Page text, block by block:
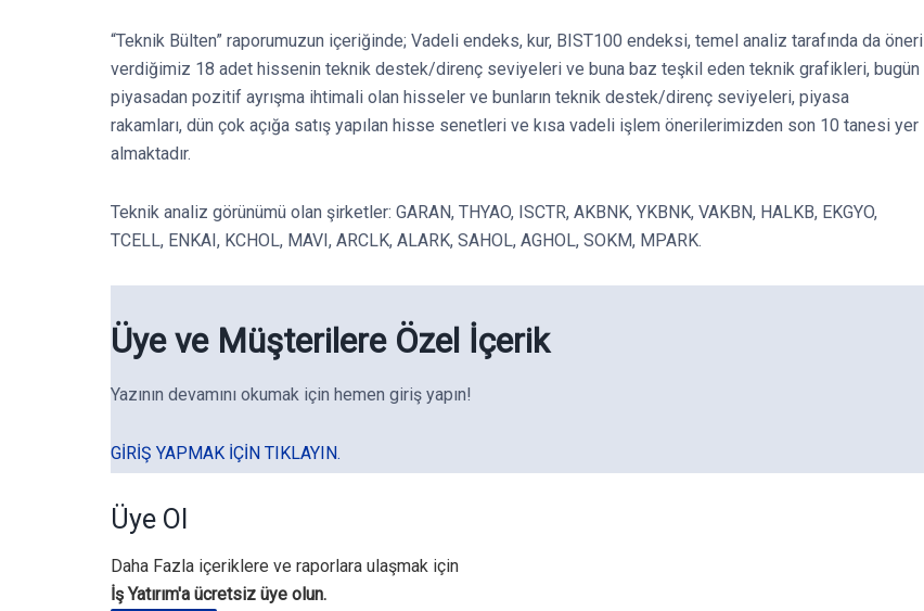
“Teknik Bülten” raporumuzun içeriğinde; Vadeli endeks, kur, BIST100 endeksi, temel analiz tarafında da öneri
verdiğimiz 18 adet hissenin teknik destek/direnç seviyeleri ve buna baz teşkil eden teknik grafikleri, bugün
piyasadan pozitif ayrışma ihtimali olan hisseler ve bunların teknik destek/direnç seviyeleri, piyasa
rakamları, dün çok açığa satış yapılan hisse senetleri ve kısa vadeli işlem önerilerimizden son 10 tanesi yer
almaktadır.
Teknik analiz görünümü olan şirketler: GARAN, THYAO, ISCTR, AKBNK, YKBNK, VAKBN, HALKB, EKGYO,
TCELL, ENKAI, KCHOL, MAVI, ARCLK, ALARK, SAHOL, AGHOL, SOKM, MPARK.
Üye ve Müşterilere Özel İçerik
Yazının devamını okumak için hemen giriş yapın!
GIRIŞ YAPMAK IÇIN TIKLAYIN.
Üye Ol
Daha Fazla içeriklere ve raporlara ulaşmak için
İş Yatırım'a ücretsiz üye olun.